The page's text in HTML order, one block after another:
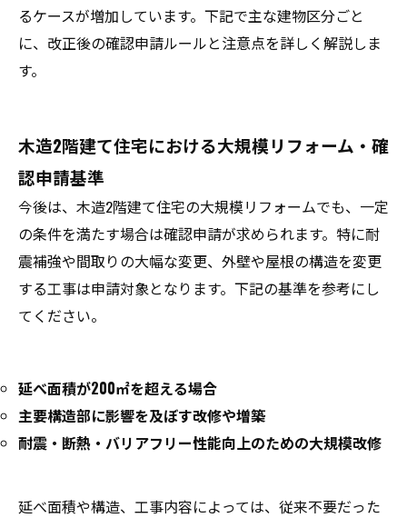
るケースが増加しています。下記で主な建物区分ごと
に、改正後の確認申請ルールと注意点を詳しく解説しま
す。
木造2階建て住宅における大規模リフォーム・確
認申請基準
今後は、木造2階建て住宅の大規模リフォームでも、一定
の条件を満たす場合は確認申請が求められます。特に耐
震補強や間取りの大幅な変更、外壁や屋根の構造を変更
する工事は申請対象となります。下記の基準を参考にし
てください。
延べ面積が200㎡を超える場合
主要構造部に影響を及ぼす改修や増築
耐震・断熱・バリアフリー性能向上のための大規模改修
延べ面積や構造、工事内容によっては、従来不要だった